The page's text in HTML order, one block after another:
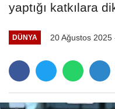
yaptığı katkılara
DÜNYA 20 Ağustos 2025